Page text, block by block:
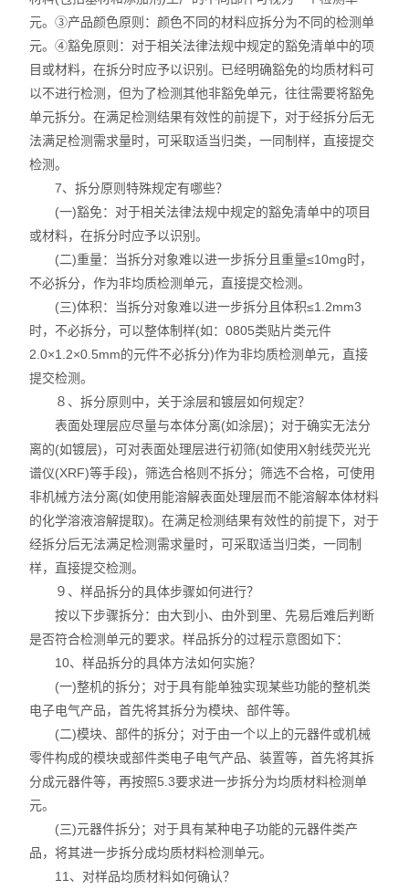
元。③产品颜色原则：颜色不同的材料应拆分为不同的检测单
元。④豁免原则：对于相关法律法规中规定的豁免清单中的项
目或材料，在拆分时应予以识别。已经明确豁免的均质材料可
以不进行检测，但为了检测其他非豁免单元，往往需要将豁免
单元拆分。在满足检测结果有效性的前提下，对于经拆分后无
法满足检测需求量时，可采取适当归类，一同制样，直接提交
检测。
7、拆分原则特殊规定有哪些？
(一)豁免：对于相关法律法规中规定的豁免清单中的项目
或材料，在拆分时应予以识别。
(二)重量：当拆分对象难以进一步拆分且重量≤10mg时，
不必拆分，作为非均质检测单元，直接提交检测。
(三)体积：当拆分对象难以进一步拆分且体积≤1.2mm3
时，不必拆分，可以整体制样(如：0805类贴片类元件
2.0×1.2×0.5mm的元件不必拆分)作为非均质检测单元，直接
提交检测。
８、拆分原则中，关于涂层和镀层如何规定？
表面处理层应尽量与本体分离(如涂层)；对于确实无法分
离的(如镀层)，可对表面处理层进行初筛(如使用X射线荧光光
谱仪(XRF)等手段)，筛选合格则不拆分；筛选不合格，可使用
非机械方法分离(如使用能溶解表面处理层而不能溶解本体材料
的化学溶液溶解提取)。在满足检测结果有效性的前提下，对于
经拆分后无法满足检测需求量时，可采取适当归类，一同制
样，直接提交检测。
９、样品拆分的具体步骤如何进行？
按以下步骤拆分：由大到小、由外到里、先易后难后判断
是否符合检测单元的要求。样品拆分的过程示意图如下：
10、样品拆分的具体方法如何实施？
(一)整机的拆分；对于具有能单独实现某些功能的整机类
电子电气产品，首先将其拆分为模块、部件等。
(二)模块、部件的拆分；对于由一个以上的元器件或机械
零件构成的模块或部件类电子电气产品、装置等，首先将其拆
分成元器件等，再按照5.3要求进一步拆分为均质材料检测单
元。
(三)元器件拆分；对于具有某种电子功能的元器件类产
品，将其进一步拆分成均质材料检测单元。
11、对样品均质材料如何确认？